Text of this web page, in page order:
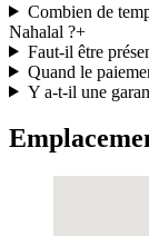
Combien de
Nahalal ?+
Faut-il être
Quand le
Y a-t-il une